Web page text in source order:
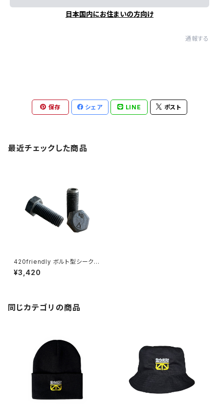
日本国内にお住まいの方向け
通報する
保存 シェア LINE ポスト
最近チェックした商品
420friendly ボルト型シークレ
ットケース／完全ボルト外観の
隠し収納・防犯・ピルケース・小
¥3,420
同じカテゴリの商品